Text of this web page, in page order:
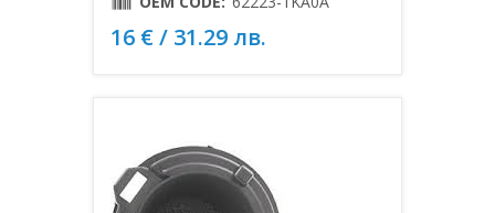
16 € / 31.29 лв.